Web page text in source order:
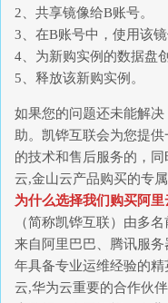
2、共享镜像给B账号。
3、在B账号中，使用该
4、为新购实例的数据盘
5、释放该新购实例。
如果您的问题还未能解
助。凯铧互联会为您提
的技术和售后服务的，
云,金山云产品购买的专属
为什么选择我们购买阿里
（简称凯铧互联）由多
来自阿里巴巴、腾讯服
年具备专业运维经验的
云,华为云重要的合作伙